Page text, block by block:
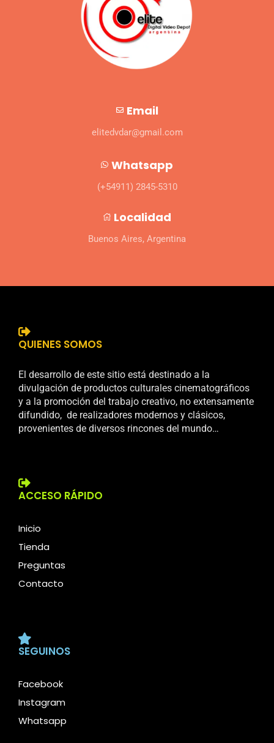
Email
elitedvdar@gmail.com
Whatsapp
(+54911) 2845-5310
Localidad
Buenos Aires, Argentina
QUIENES SOMOS
El desarrollo de este sitio está destinado a la
divulgación de productos culturales cinematográficos
y a la promoción del trabajo creativo, no extensamente
difundido, de realizadores modernos y clásicos,
provenientes de diversos rincones del mundo…
ACCESO RÁPIDO
Inicio
Tienda
Preguntas
Contacto
SEGUINOS
Facebook
Instagram
Whatsapp